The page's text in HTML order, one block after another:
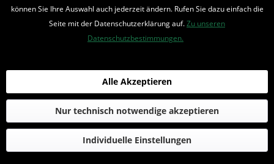
© 2016-2022 Romantruhe - Buchversand, Joachim Otto
die profilschmiede - Internetagentur
können Sie Ihre Auswahl auch jederzeit ändern. Rufen Sie dazu einfach die
Seite mit der Datenschutzerklärung auf.Zu unseren
Datenschutzbestimmungen.
Individuelle Einstellungen
Nur technisch notwendige akzeptieren
Alle Akzeptieren